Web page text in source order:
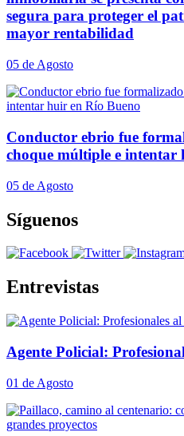
segura para proteger el
mayor rentabilidad
05 de Agosto
Conductor ebrio fue
choque múltiple e intentar
05 de Agosto
Síguenos
Entrevistas
Agente Policial:
01 de Agosto